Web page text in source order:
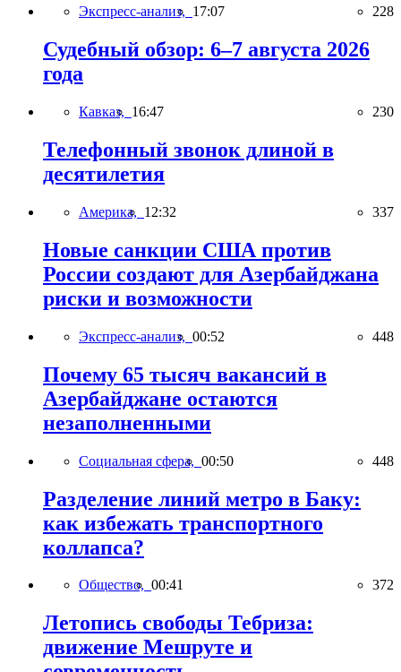
Экспресс-анализ, 17:07 228
Судебный обзор: 6–7 августа 2026
года
Кавказ, 16:47 230
Телефонный звонок длиной в
десятилетия
Америка, 12:32 337
Новые санкции США против
России создают для Азербайджана
риски и возможности
Экспресс-анализ, 00:52 448
Почему 65 тысяч вакансий в
Азербайджане остаются
незаполненными
Социальная сфера, 00:50 448
Разделение линий метро в Баку:
как избежать транспортного
коллапса?
Общество, 00:41 372
Летопись свободы Тебриза:
движение Мешруте и